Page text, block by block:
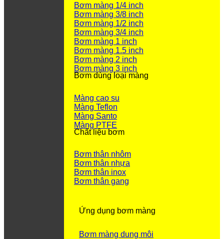
Bơm màng 1/4 inch
Bơm màng 3/8 inch
Bơm màng 1/2 inch
Bơm màng 3/4 inch
Bơm màng 1 inch
Bơm màng 1.5 inch
Bơm màng 2 inch
Bơm màng 3 inch
Bơm dùng loại màng
Màng cao su
Màng Teflon
Màng Santo
Màng PTFE
Chất liệu bơm
Bơm thân nhôm
Bơm thân nhựa
Bơm thân inox
Bơm thân gang
Ứng dụng bơm màng
Bơm màng dung môi